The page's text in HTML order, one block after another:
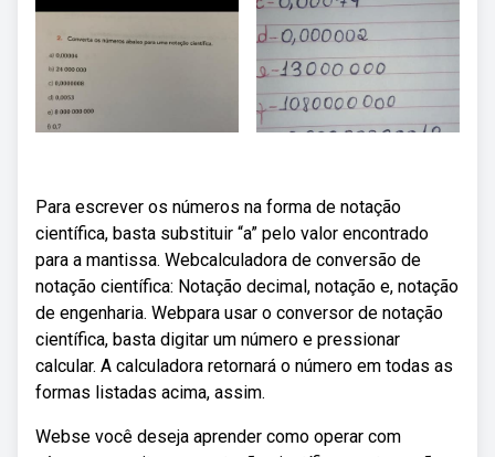
Para escrever os números na forma de notação
científica, basta substituir “a” pelo valor encontrado
para a mantissa. Webcalculadora de conversão de
notação científica: Notação decimal, notação e, notação
de engenharia. Webpara usar o conversor de notação
científica, basta digitar um número e pressionar
calcular. A calculadora retornará o número em todas as
formas listadas acima, assim.
Webse você deseja aprender como operar com